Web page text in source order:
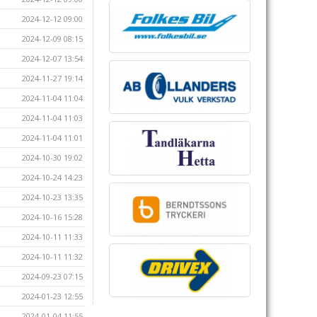
2024-12-12 09:00
2024-12-09 08:15
2024-12-07 13:54
2024-11-27 19:14
2024-11-04 11:04
2024-11-04 11:03
2024-11-04 11:01
2024-10-30 19:02
2024-10-24 14:23
2024-10-23 13:35
2024-10-16 15:28
2024-10-11 11:33
2024-10-11 11:32
2024-09-23 07:15
2024-01-23 12:55